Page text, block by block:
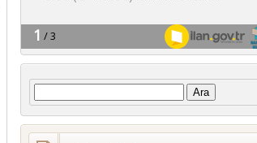
Arama: